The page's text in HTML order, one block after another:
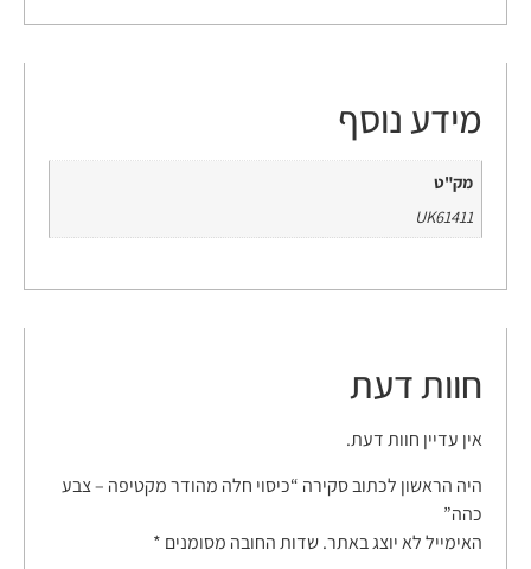
מידע נוסף
מק"ט
UK61411
חוות דעת
אין עדיין חוות דעת.
היה הראשון לכתוב סקירה “כיסוי חלה מהודר מקטיפה – צבע
כהה”
האימייל לא יוצג באתר.שדות החובה מסומנים *